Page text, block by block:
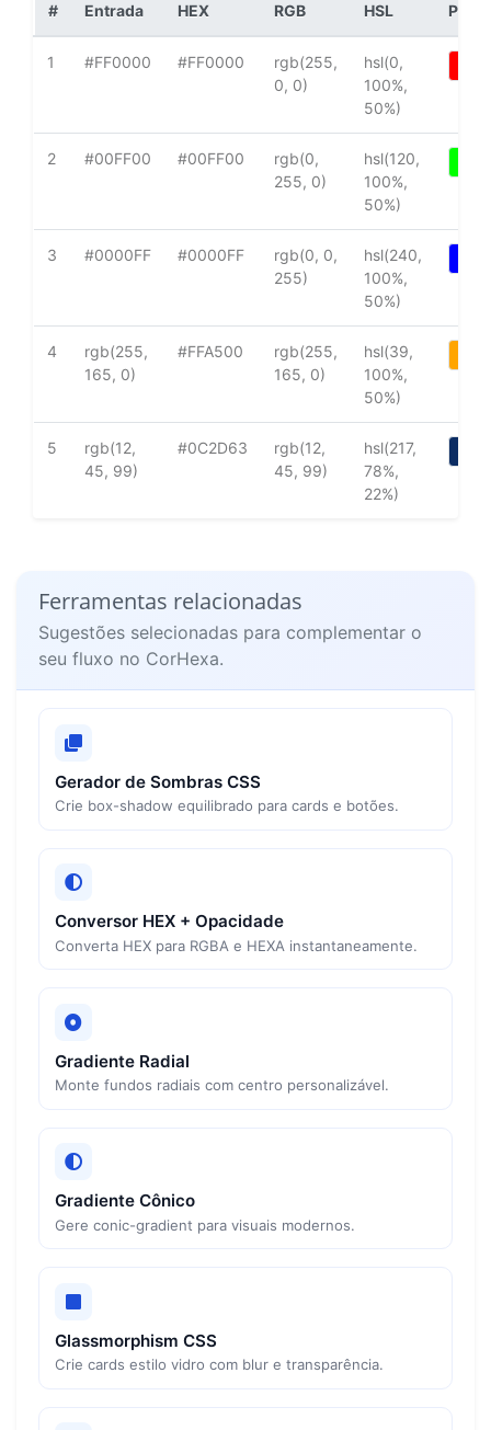
# Entrada HEX RGB HSL
1 #FF0000 #FF0000
rgb(255,
0, 0)
hsl(0,
100%,
50%)
2 #00FF00 #00FF00
rgb(0,
255, 0)
hsl(120,
100%,
50%)
3 #0000FF #0000FF
rgb(0, 0,
255)
hsl(240,
100%,
50%)
4
rgb(255,
165, 0)
#FFA500
rgb(255,
165, 0)
hsl(39,
100%,
50%)
5
rgb(12,
45, 99)
#0C2D63
rgb(12,
45, 99)
hsl(217,
78%,
22%)
Ferramentas relacionadas
Sugestões selecionadas para complementar o
seu fluxo no CorHexa.
Gerador de Sombras CSS
Crie box-shadow equilibrado para cards e botões.
Conversor HEX + Opacidade
Converta HEX para RGBA e HEXA instantaneamente.
Gradiente Radial
Monte fundos radiais com centro personalizável.
Gradiente Cônico
Gere conic-gradient para visuais modernos.
Glassmorphism CSS
Crie cards estilo vidro com blur e transparência.